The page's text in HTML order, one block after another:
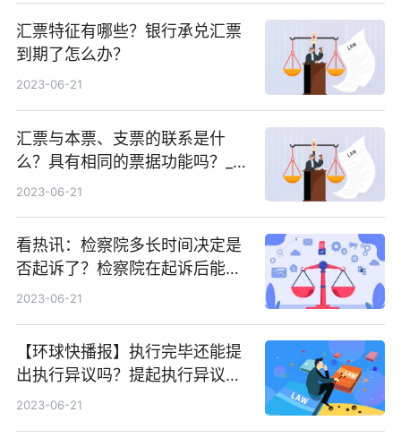
汇票特征有哪些？银行承兑汇票
到期了怎么办？
2023-06-21
汇票与本票、支票的联系是什
么？具有相同的票据功能吗？_每
日播报
2023-06-21
看热讯：检察院多长时间决定是
否起诉了？检察院在起诉后能撤
诉吗？
2023-06-21
【环球快播报】执行完毕还能提
出执行异议吗？提起执行异议的
时限
2023-06-21